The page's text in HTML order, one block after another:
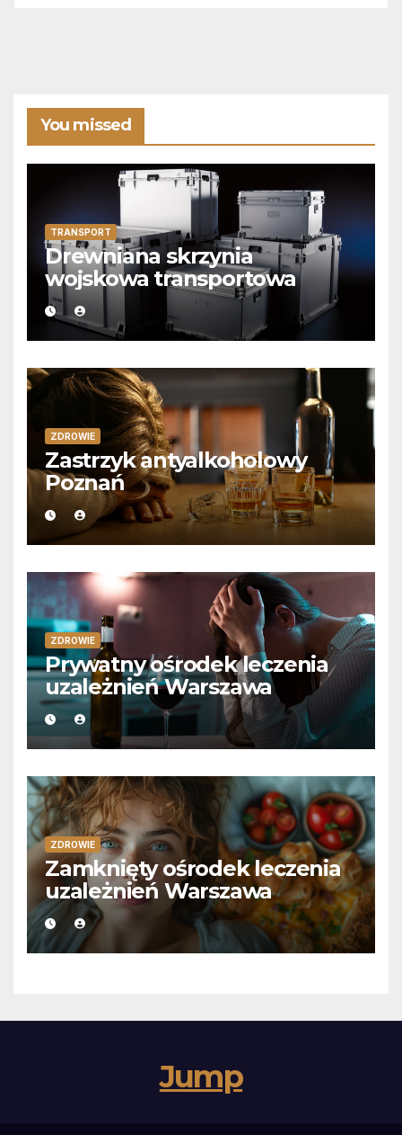
You missed
TRANSPORT
Drewniana skrzynia
wojskowa transportowa
ZDROWIE
Zastrzyk antyalkoholowy
Poznań
ZDROWIE
Prywatny ośrodek leczenia
uzależnień Warszawa
ZDROWIE
Zamknięty ośrodek leczenia
uzależnień Warszawa
Jump